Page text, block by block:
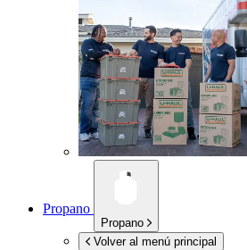
Propano
Propano
Volver al menú principal